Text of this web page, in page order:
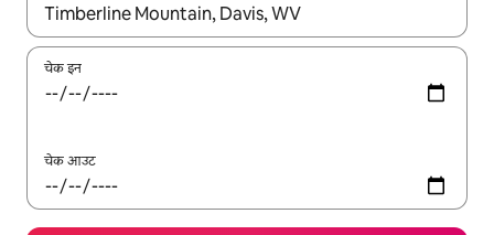
नतीजों के उपलब्ध होने पर, अप और डाउन 'ऐरो की' का इस्तेमाल करके नेविगेट
चेक इन
चेक आउट